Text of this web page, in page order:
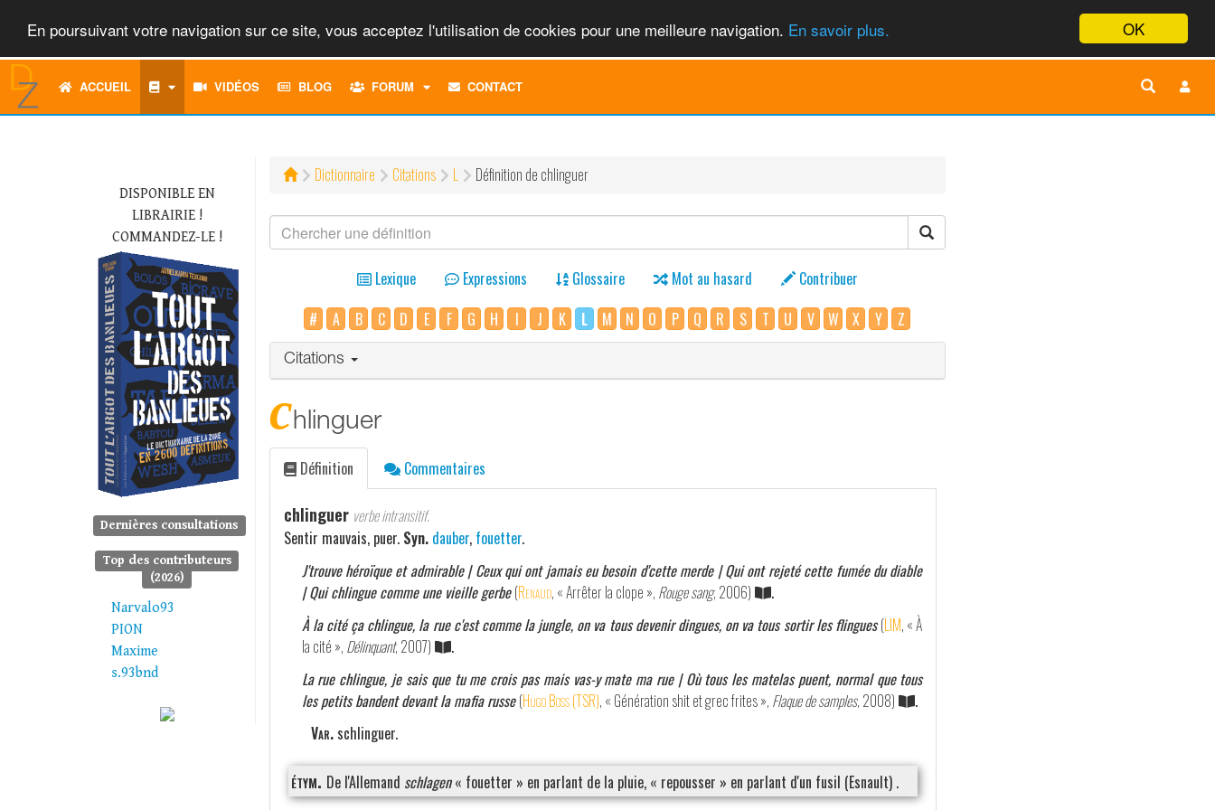
OK
En poursuivant votre navigation sur ce site, vous acceptez l'utilisation de cookies pour une meilleure navigation. En savoir plus.
ACCUEIL VIDÉOS BLOG FORUM
TOGGLECONTACT
DISPONIBLE EN
LIBRAIRIE !
COMMANDEZ-LE !
Dernières consultations
Top des contributeurs
(2026)
Narvalo93
PION
Maxime
s.93bnd
Dictionnaire Citations L Définition de chlinguer
Lexique Expressions Glossaire Mot au hasard
Contribuer
#
A B C D E F G H I J K L M N O P Q R S T U V W X Y Z
Citations
chlinguer
Définition Commentaires
chlinguer verbe intransitif.
Sentir mauvais, puer. Syn. dauber, fouetter.
J'trouve héroïque et admirable | Ceux qui ont jamais eu besoin d'cette merde | Qui ont rejeté cette fumée du diable
| Qui chlingue comme une vieille gerbe (Renaud, « Arrêter la clope », Rouge sang, 2006)
.
À la cité ça chlingue, la rue c'est comme la jungle, on va tous devenir dingues, on va tous sortir les flingues (LIM, « À
la cité », Délinquant, 2007)
.
La rue chlingue, je sais que tu me crois pas mais vas-y mate ma rue | Où tous les matelas puent, normal que tous
les petits bandent devant la mafia russe (Hugo Boss (TSR), « Génération shit et grec frites », Flaque de samples, 2008)
.
Var. schlinguer.
étym. De l'Allemand schlagen« fouetter » en parlant de la pluie, « repousser » en parlant d'un fusil (Esnault) .